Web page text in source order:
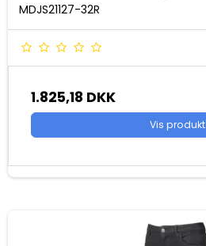
MDJS21127-32R
1.825,18 DKK
Vis produkt